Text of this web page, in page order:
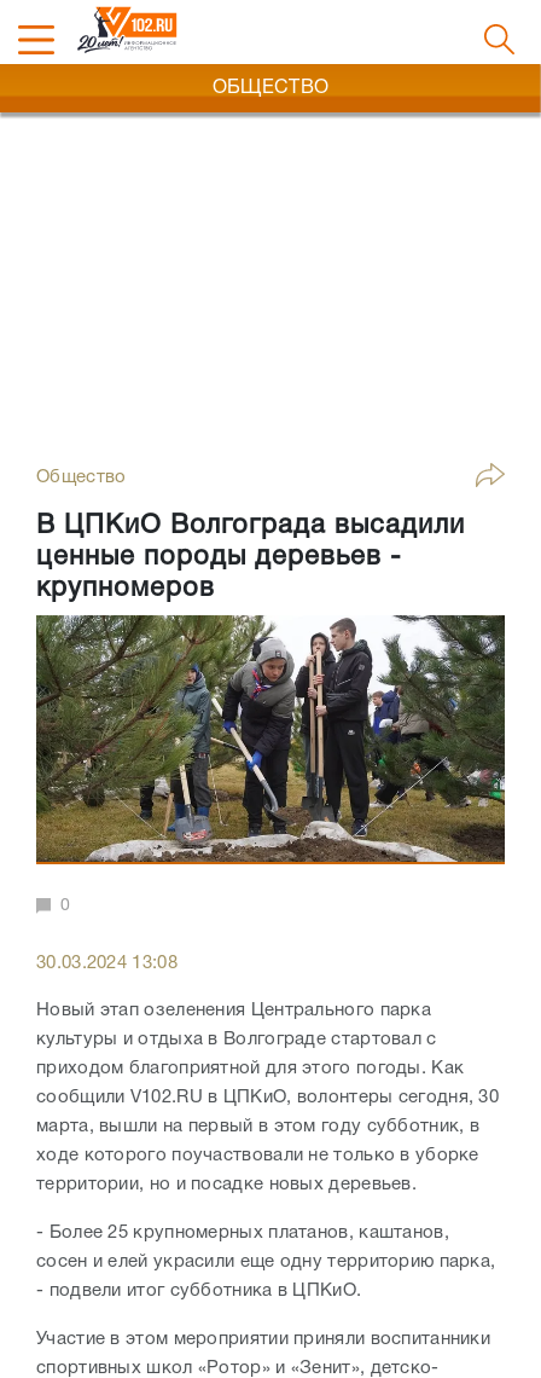
ОБЩЕСТВО
Общество
В ЦПКиО Волгограда высадили
ценные породы деревьев -
крупномеров
0
30.03.2024 13:08
Новый этап озеленения Центрального парка
культуры и отдыха в Волгограде стартовал с
приходом благоприятной для этого погоды. Как
сообщили V102.RU в ЦПКиО, волонтеры сегодня, 30
марта, вышли на первый в этом году субботник, в
ходе которого поучаствовали не только в уборке
территории, но и посадке новых деревьев.
- Более 25 крупномерных платанов, каштанов,
сосен и елей украсили еще одну территорию парка,
- подвели итог субботника в ЦПКиО.
Участие в этом мероприятии приняли воспитанники
спортивных школ «Ротор» и «Зенит», детско-